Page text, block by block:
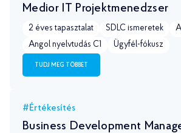
Medior IT Projektmenedzser
2 éves tapasztalat SDLC ismeretek
Angol nyelvtudás С1
Ügyfél-fókusz
TUDJ MEG TÖBBET
#Értékesítés
Business Development